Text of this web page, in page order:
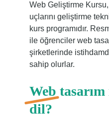
Web Geliştirme
uçlarını geliştirme
kurs programıdır.
ile öğrenciler web
şirketlerinde
sahip olurlar.
Web
dil?